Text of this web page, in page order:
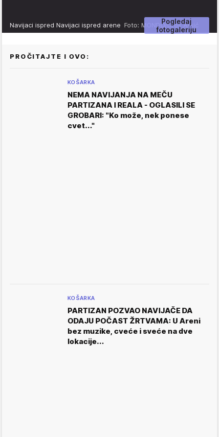
Pogledaj
fotogaleriju
Navijaci ispred Navijaci ispred arene Foto: MONDO/Uroš Arsić
PROČITAJTE I OVO:
KOŠARKA
NEMA NAVIJANJA NA MEČU
PARTIZANA I REALA - OGLASILI SE
GROBARI: "Ko može, nek ponese
cvet..."
KOŠARKA
PARTIZAN POZVAO NAVIJAČE DA
ODAJU POČAST ŽRTVAMA: U Areni
bez muzike, cveće i sveće na dve
lokacije...